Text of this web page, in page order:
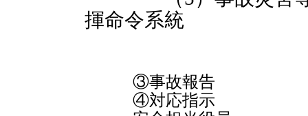
揮命令系統
③事故
④対応指示